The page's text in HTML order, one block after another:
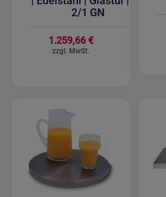
2/1 GN
1.259,66 €